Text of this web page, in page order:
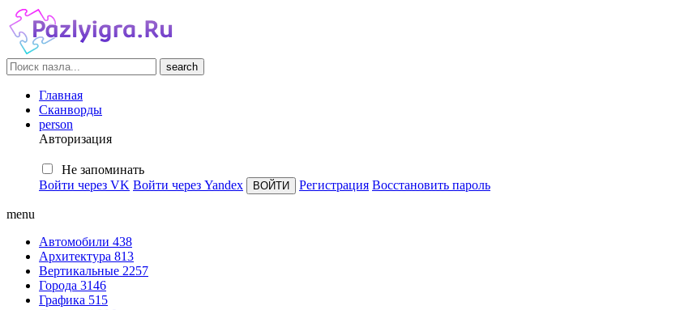
search
Главная
Сканворды
person
Авторизация
Не запоминать
Войти через VK Войти через Yandex Регистрация Восстановить пароль
menu
Автомобили 438
Архитектура 813
Вертикальные 2257
Города 3146
Графика 515